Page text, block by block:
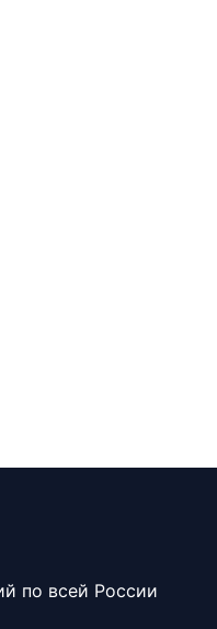
по всей России